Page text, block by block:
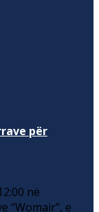
për
në
“Womair”, e